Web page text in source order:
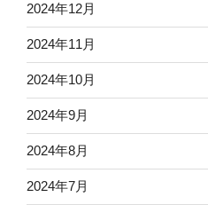
2024年12月
2024年11月
2024年10月
2024年9月
2024年8月
2024年7月